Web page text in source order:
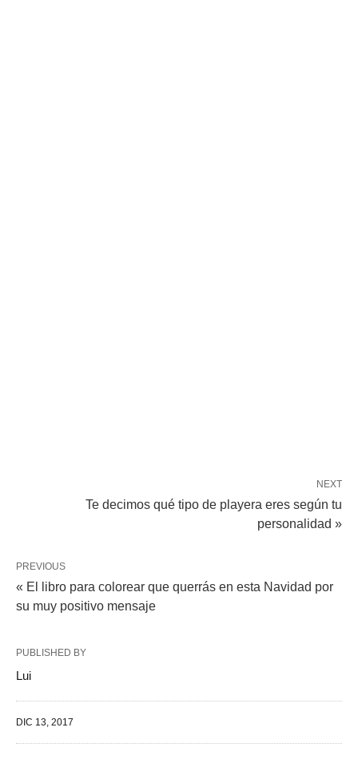
NEXT
Te decimos qué tipo de playera eres según tu
personalidad »
PREVIOUS
« El libro para colorear que querrás en esta Navidad por
su muy positivo mensaje
PUBLISHED BY
Lui
DIC 13, 2017